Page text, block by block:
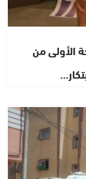
الأولى من